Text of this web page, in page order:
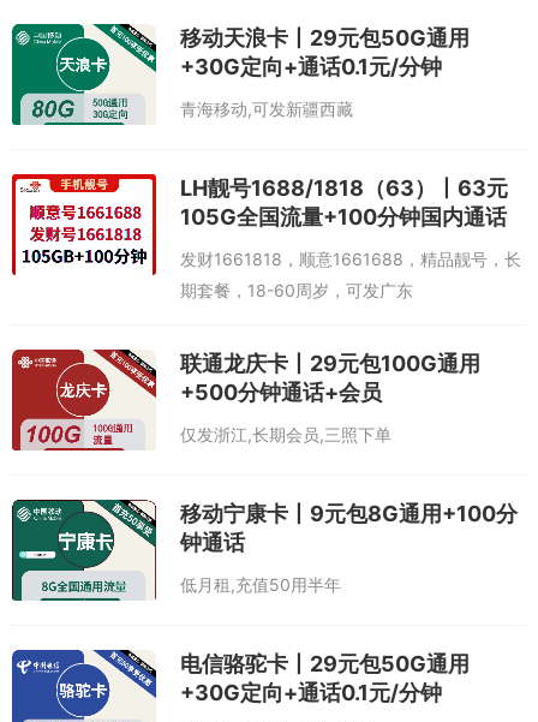
移动天浪卡丨29元包50G通用
+30G定向+通话0.1元/分钟
青海移动,可发新疆西藏
LH靓号1688/1818（63）丨63元
105G全国流量+100分钟国内通话
发财1661818，顺意1661688，精品靓号，长
期套餐，18-60周岁，可发广东
联通龙庆卡丨29元包100G通用
+500分钟通话+会员
仅发浙江,长期会员,三照下单
移动宁康卡丨9元包8G通用+100分
钟通话
低月租,充值50用半年
电信骆驼卡丨29元包50G通用
+30G定向+通话0.1元/分钟